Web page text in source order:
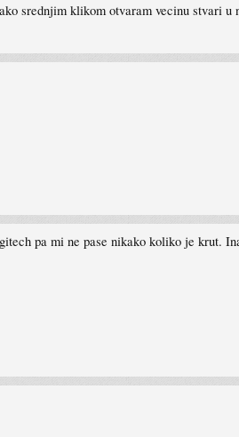
srednjim klikom otvaram vecinu stvari
pa mi ne pase nikako koliko je krut.